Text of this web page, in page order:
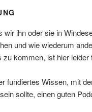
wir ihn oder sie in
und wie wiederum
zu kommen, ist hier leider
fundiertes Wissen, mit
sollte, einen guten